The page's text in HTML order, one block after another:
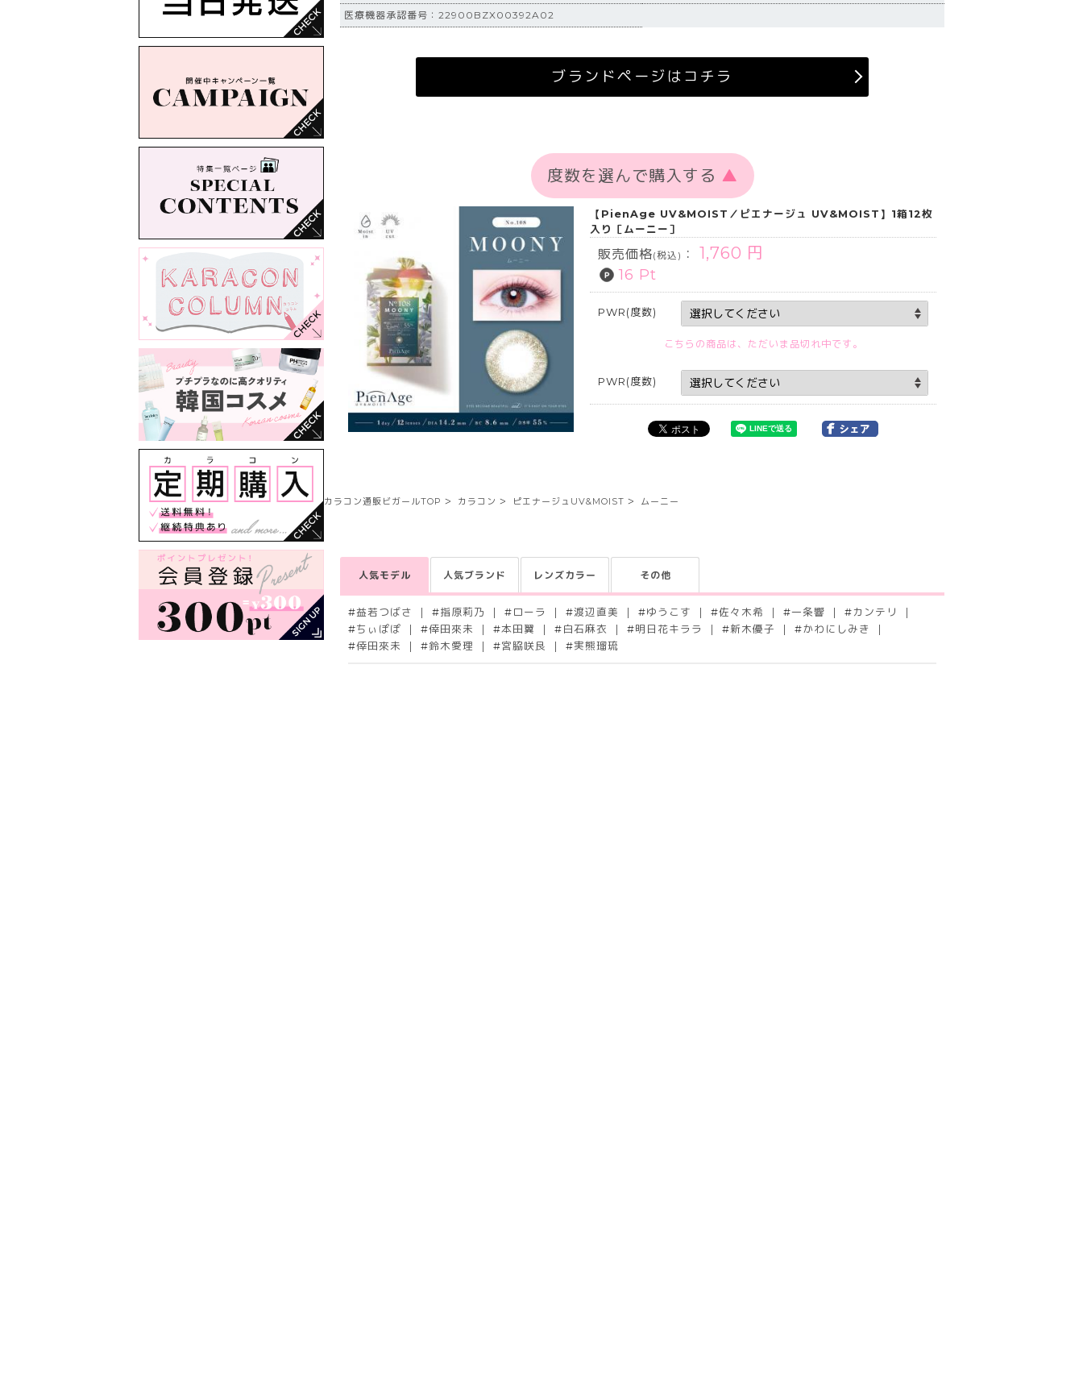
医療機器承認番号：22900BZX00392A02
ブランドページはコチラ
度数を選んで購入する ▲
【PienAge UV&MOIST／ピエナージュ UV&MOIST】1箱12枚
入り［ムーニー］
販売価格(税込) ： 1,760 円
16 Pt
PWR(度数)
こちらの商品は、ただいま品切れ中です。
PWR(度数)
カラコン通販ビガールTOP カラコン ピエナージュUV&MOIST ムーニー
人気モデル 人気ブランド レンズカラー その他
#益若つばさ #指原莉乃 # ローラ #渡辺直美 #ゆうこす #佐々木希 #一条響 # カンテリ
#ちぃぽぽ #倖田來未 #本田翼 # 白石麻衣 #明日花キララ #新木優子 #かわにしみき
#倖田來未 #鈴木愛理 #宮脇咲良 #実熊瑠琉